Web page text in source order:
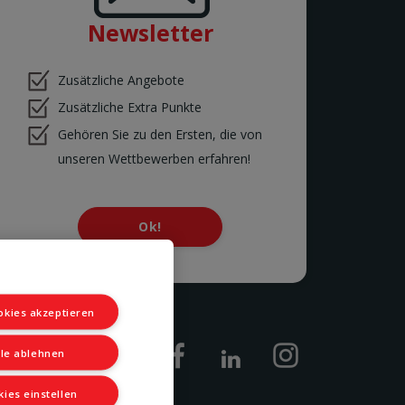
Newsletter
Zusätzliche Angebote
Zusätzliche Extra Punkte
Gehören Sie zu den Ersten, die von
unseren Wettbewerben erfahren!
Ok!
akzeptieren
ablehnen
einstellen